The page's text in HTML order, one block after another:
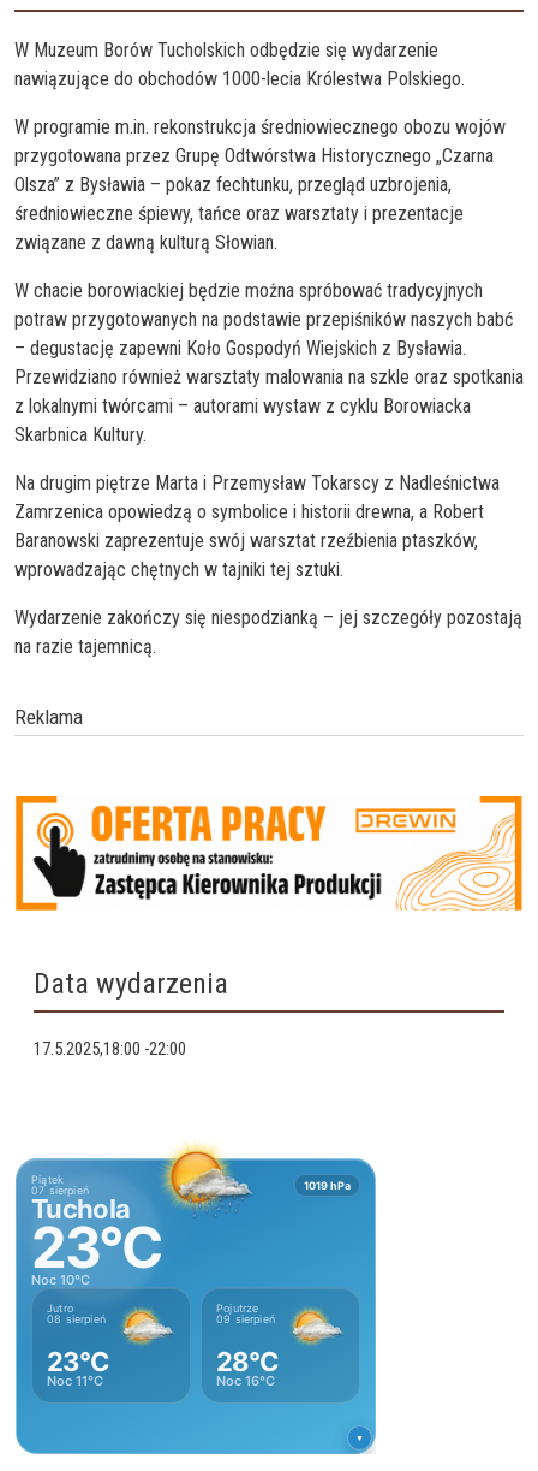
W Muzeum Borów Tucholskich odbędzie się wydarzenie
nawiązujące do obchodów 1000-lecia Królestwa Polskiego.
W programie m.in. rekonstrukcja średniowiecznego obozu wojów
przygotowana przez Grupę Odtwórstwa Historycznego „Czarna
Olsza” z Bysławia – pokaz fechtunku, przegląd uzbrojenia,
średniowieczne śpiewy, tańce oraz warsztaty i prezentacje
związane z dawną kulturą Słowian.
W chacie borowiackiej będzie można spróbować tradycyjnych
potraw przygotowanych na podstawie przepiśników naszych babć
– degustację zapewni Koło Gospodyń Wiejskich z Bysławia.
Przewidziano również warsztaty malowania na szkle oraz spotkania
z lokalnymi twórcami – autorami wystaw z cyklu Borowiacka
Skarbnica Kultury.
Na drugim piętrze Marta i Przemysław Tokarscy z Nadleśnictwa
Zamrzenica opowiedzą o symbolice i historii drewna, a Robert
Baranowski zaprezentuje swój warsztat rzeźbienia ptaszków,
wprowadzając chętnych w tajniki tej sztuki.
Wydarzenie zakończy się niespodzianką – jej szczegóły pozostają
na razie tajemnicą.
Reklama
Data wydarzenia
17.5.2025,18:00 -22:00